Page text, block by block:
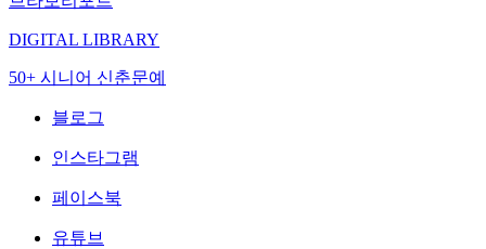
DIGITAL LIBRARY
50+ 시니어 신춘문예
블로그
인스타그램
페이스북
유튜브